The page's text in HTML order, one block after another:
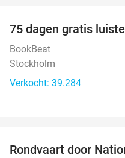
75 dagen gratis
BookBeat
Stockholm
Verkocht: 39.284
Rondvaart door